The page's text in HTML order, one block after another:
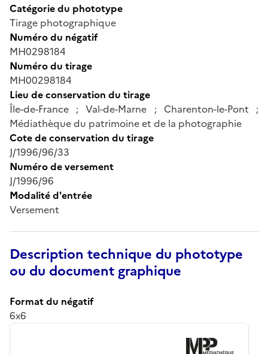
Catégorie du phototype
Tirage photographique
Numéro du négatif
MH0298184
Numéro du tirage
MH00298184
Lieu de conservation du tirage
Île-de-France ; Val-de-Marne ; Charenton-le-Pont ;
Médiathèque du patrimoine et de la photographie
Cote de conservation du tirage
J/1996/96/33
Numéro de versement
J/1996/96
Modalité d'entrée
Versement
Description technique du phototype
ou du document graphique
Format du négatif
6x6